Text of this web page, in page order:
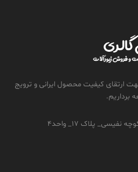
ارتقای کیفیت محصول ایرانی و ترویج
برداریم.
پلاک 17_ واحد4